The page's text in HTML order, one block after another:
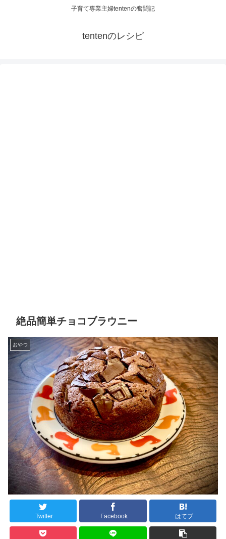
子育て専業主婦tentenの奮闘記
tentenのレシピ
絶品簡単チョコブラウニー
おやつ
Twitter Facebook はてブ